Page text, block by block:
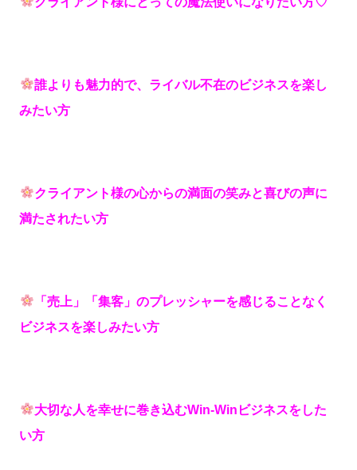
誰よりも魅力的で、ライバル不在のビジネスを楽し
みたい方
クライアント様の心からの満面の笑みと喜びの声に
満たされたい方
「売上」「集客」のプレッシャーを感じることなく
ビジネスを楽しみたい方
大切な人を幸せに巻き込むWin-Winビジネスをした
い方